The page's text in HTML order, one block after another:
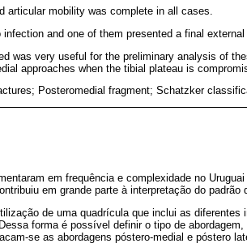
articular mobility was complete in all cases.
and one of them presented a final
was very useful for the preliminary analysis of
approaches when the tibial plateau is
Posteromedial fragment; Schatzker
em frequência e complexidade no
em grande parte à interpretação do padrão
de uma quadrícula que inclui as diferentes
forma é possível definir o tipo de
se as abordagens póstero-medial e póstero